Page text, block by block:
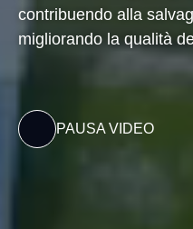
contribuendo alla
migliorando la qualità
PAUSA VIDEO